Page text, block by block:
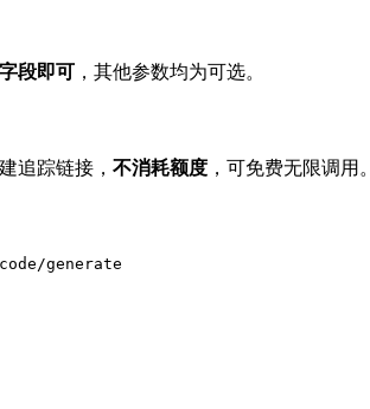
字段即可 ，其他参数均为可选。
追踪链接， 不消耗额度 ，可免费无限调用。
generate